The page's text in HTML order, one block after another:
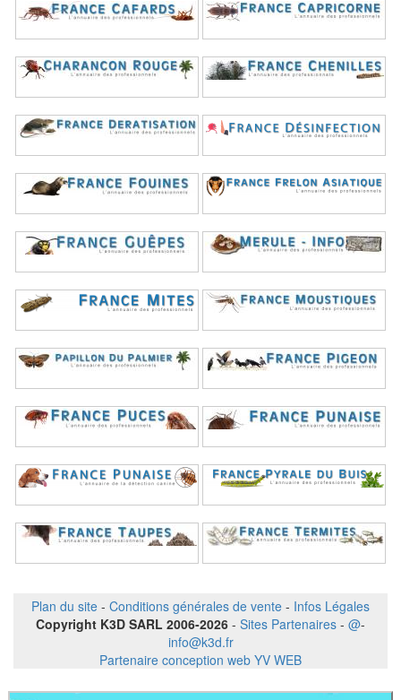
Plan du site - Conditions générales de vente - Infos Légales
Copyright K3D SARL 2006-2026 - Sites Partenaires - @-
info@k3d.fr
Partenaire conception web YV WEB